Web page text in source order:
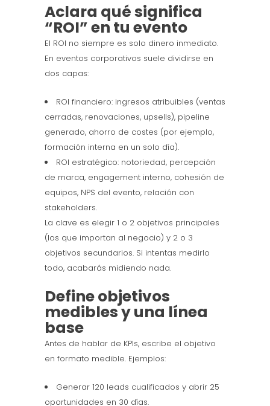
Aclara qué significa
“ROI” en tu evento
El ROI no siempre es solo dinero inmediato.
En eventos corporativos suele dividirse en
dos capas:
ROI financiero: ingresos atribuibles (ventas
cerradas, renovaciones, upsells), pipeline
generado, ahorro de costes (por ejemplo,
formación interna en un solo día).
ROI estratégico: notoriedad, percepción
de marca, engagement interno, cohesión de
equipos, NPS del evento, relación con
stakeholders.
La clave es elegir 1 o 2 objetivos principales
(los que importan al negocio) y 2 o 3
objetivos secundarios. Si intentas medirlo
todo, acabarás midiendo nada.
Define objetivos
medibles y una línea
base
Antes de hablar de KPIs, escribe el objetivo
en formato medible. Ejemplos:
Generar 120 leads cualificados y abrir 25
oportunidades en 30 días.